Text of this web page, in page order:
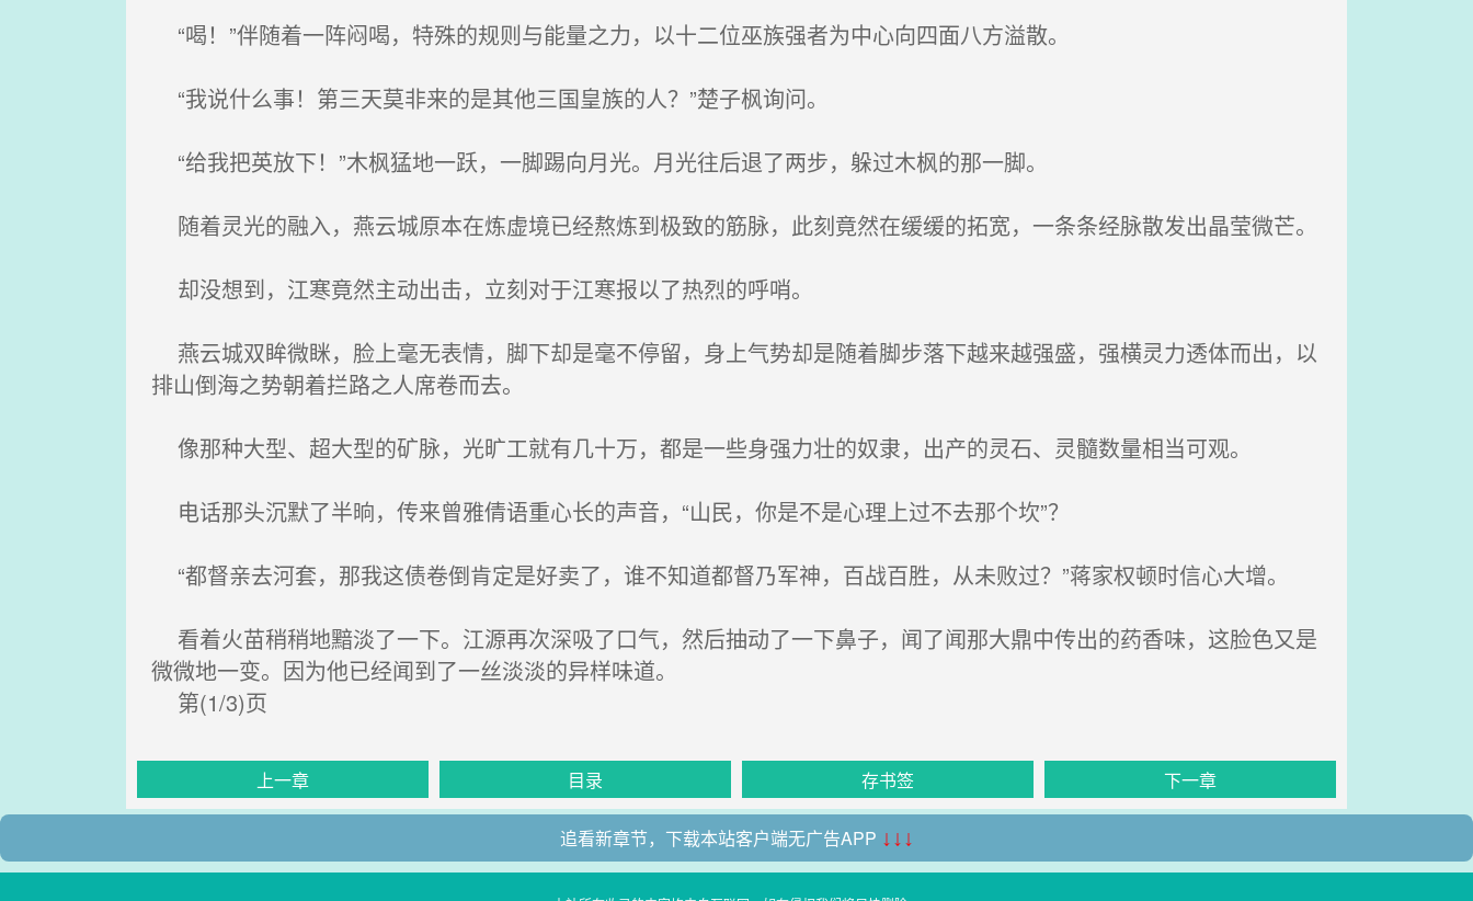
“喝！”伴随着一阵闷喝，特殊的规则与能量之力，以十二位巫族强者为中心向四面八方溢散。
“我说什么事！第三天莫非来的是其他三国皇族的人？”楚子枫询问。
“给我把英放下！”木枫猛地一跃，一脚踢向月光。月光往后退了两步，躲过木枫的那一脚。
随着灵光的融入，燕云城原本在炼虚境已经熬炼到极致的筋脉，此刻竟然在缓缓的拓宽，一条条经脉散发出晶莹微芒。
却没想到，江寒竟然主动出击，立刻对于江寒报以了热烈的呼哨。
燕云城双眸微眯，脸上毫无表情，脚下却是毫不停留，身上气势却是随着脚步落下越来越强盛，强横灵力透体而出，以
排山倒海之势朝着拦路之人席卷而去。
像那种大型、超大型的矿脉，光旷工就有几十万，都是一些身强力壮的奴隶，出产的灵石、灵髓数量相当可观。
电话那头沉默了半晌，传来曾雅倩语重心长的声音，“山民，你是不是心理上过不去那个坎”？
“都督亲去河套，那我这债卷倒肯定是好卖了，谁不知道都督乃军神，百战百胜，从未败过？”蒋家权顿时信心大增。
看着火苗稍稍地黯淡了一下。江源再次深吸了口气，然后抽动了一下鼻子，闻了闻那大鼎中传出的药香味，这脸色又是
微微地一变。因为他已经闻到了一丝淡淡的异样味道。
第(1/3)页
上一章 目录 存书签 下一章
追看新章节，下载本站客户端无广告APP ↓↓↓